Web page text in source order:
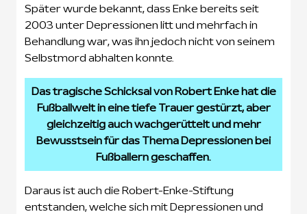
Später wurde bekannt, dass Enke bereits seit
2003 unter Depressionen litt und mehrfach in
Behandlung war, was ihn jedoch nicht von seinem
Selbstmord abhalten konnte.
Das tragische Schicksal von Robert Enke hat die
Fußballwelt in eine tiefe Trauer gestürzt, aber
gleichzeitig auch wachgerüttelt und mehr
Bewusstsein für das Thema Depressionen bei
Fußballern geschaffen.
Daraus ist auch die Robert-Enke-Stiftung
entstanden, welche sich mit Depressionen und